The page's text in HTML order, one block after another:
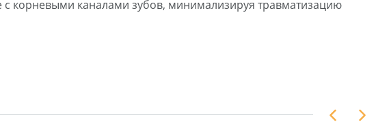
с корневыми каналами зубов, минимализируя травматизацию